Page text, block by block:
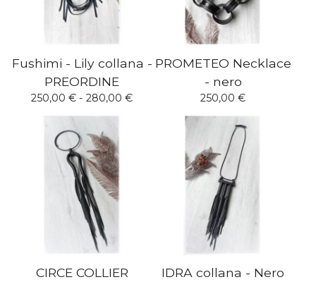
Fushimi - Lily collana -
PREORDINE
250,00 € - 280,00 €
PROMETEO Necklace
- nero
250,00 €
CIRCE COLLIER
IDRA collana - Nero